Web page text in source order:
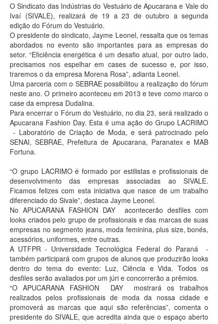
O Sindicato das Indústrias do Vestuário de Apucarana e Vale do
Ivaí (SIVALE), realizará de 19 a 23 de outubro a segunda
edição do Fórum do Vestuário.
O presidente do sindicato, Jayme Leonel, ressalta que os temas
abordados no evento são importantes para as empresas do
setor. “Eficiência energética é um desafio atual, por outro lado,
precisamos nos espelhar em cases de sucesso e, por isso,
traremos o da empresa Morena Rosa”, adianta Leonel.
Uma parceria com o SEBRAE possibilitou a realização do fórum
neste ano. O primeiro aconteceu em 2013 e teve como marco o
case da empresa Dudalina.
Para encerrar o Fórum do Vestuário, no dia 23, será realizado o
Apucarana Fashion Day. Esta é uma ação do Grupo LACRIMO
- Laboratório de Criação de Moda, e será patrocinado pelo
SENAI, SEBRAE, Prefeitura de Apucarana, Paranatex e MAB
Fortuna.
“O grupo LACRIMO é formado por estilistas e profissionais de
desenvolvimento das empresas associadas ao SIVALE.
Ficamos felizes com esta iniciativa que nasce de um trabalho
diferenciado do Sivale”, destaca Jayme Leonel.
No APUCARANA FASHION DAY acontecerão desfiles com
looks criados pelo grupo de profissionais e das marcas de suas
empresas no segmento jeans, moda feminina, plus size, bonés,
acessórios, uniformes, entre outras.
A UTFPR - Universidade Tecnológica Federal do Paraná -
também participará com grupos de alunos que produzirão looks
dentro do tema do evento: Luz, Ciência e Vida. Todos os
desfiles serão avaliados por um júri e concorrerão a prêmios.
“O APUCARANA FASHION DAY mostrará os trabalhos
realizados pelos profissionais de moda da nossa cidade e
promoverá as marcas que aqui são referências”, comenta o
presidente do SIVALE, que acredita ainda que o espaço aberto